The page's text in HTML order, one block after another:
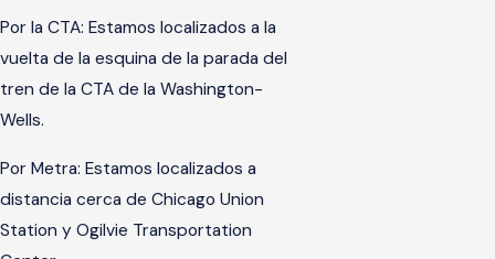
Por la CTA: Estamos localizados a la
vuelta de la esquina de la parada del
tren de la CTA de la Washington-
Wells.
Por Metra: Estamos localizados a
distancia cerca de Chicago Union
Station y Ogilvie Transportation